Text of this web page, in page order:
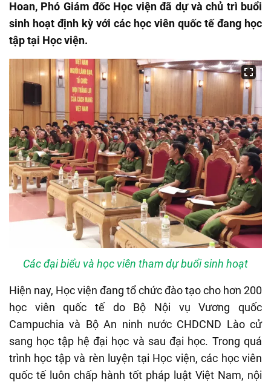
Hoan, Phó Giám đốc Học viện đã dự và chủ trì buổi
sinh hoạt định kỳ với các học viên quốc tế đang học
tập tại Học viện.
Các đại biểu và học viên tham dự buổi sinh hoạt
Hiện nay, Học viện đang tổ chức đào tạo cho hơn 200
học viên quốc tế do Bộ Nội vụ Vương quốc
Campuchia và Bộ An ninh nước CHDCND Lào cử
sang học tập hệ đại học và sau đại học. Trong quá
trình học tập và rèn luyện tại Học viện, các học viên
quốc tế luôn chấp hành tốt pháp luật Việt Nam, nội